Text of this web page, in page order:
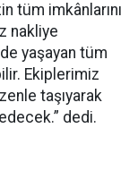
tüm imkânlarını
nakliye
yaşayan tüm
Ekiplerimiz
taşıyarak
dedi.​